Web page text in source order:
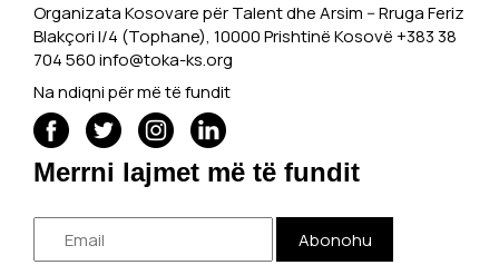
Organizata Kosovare për Talent dhe Arsim -- Rruga Feriz
Blakçori I/4 (Tophane), 10000 Prishtinë Kosovë +383 38
704 560info@toka-ks.org
Na ndiqni për më të fundit
Merrni lajmet më të fundit
Abonohu